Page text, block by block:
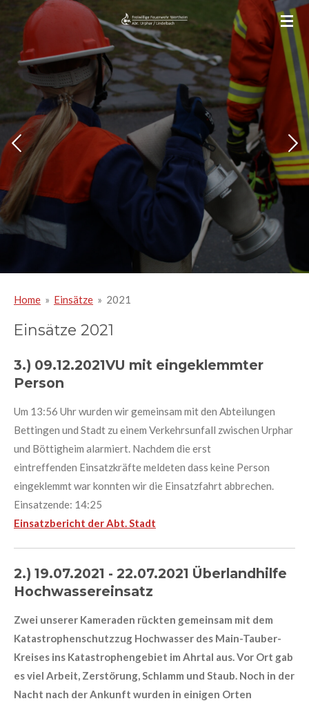
Hauptinhalt
springen
Home » Einsätze » 2021
Einsätze 2021
3.) 09.12.2021VU mit eingeklemmter
Person
Um 13:56 Uhr wurden wir gemeinsam mit den Abteilungen
Bettingen und Stadt zu einem Verkehrsunfall zwischen Urphar
und Böttigheim alarmiert. Nachdem die erst
eintreffenden Einsatzkräfte meldeten dass keine Person
eingeklemmt war konnten wir die Einsatzfahrt abbrechen.
Einsatzende: 14:25
Einsatzbericht der Abt. Stadt
2.) 19.07.2021 - 22.07.2021 Überlandhilfe
Hochwassereinsatz
Zwei unserer Kameraden rückten gemeinsam mit dem
Katastrophenschutzzug Hochwasser des Main-Tauber-
Kreises ins Katastrophengebiet im Ahrtal aus. Vor Ort gab
es viel Arbeit, Zerstörung, Schlamm und Staub. Noch in der
Nacht nach der Ankunft wurden in einigen Orten